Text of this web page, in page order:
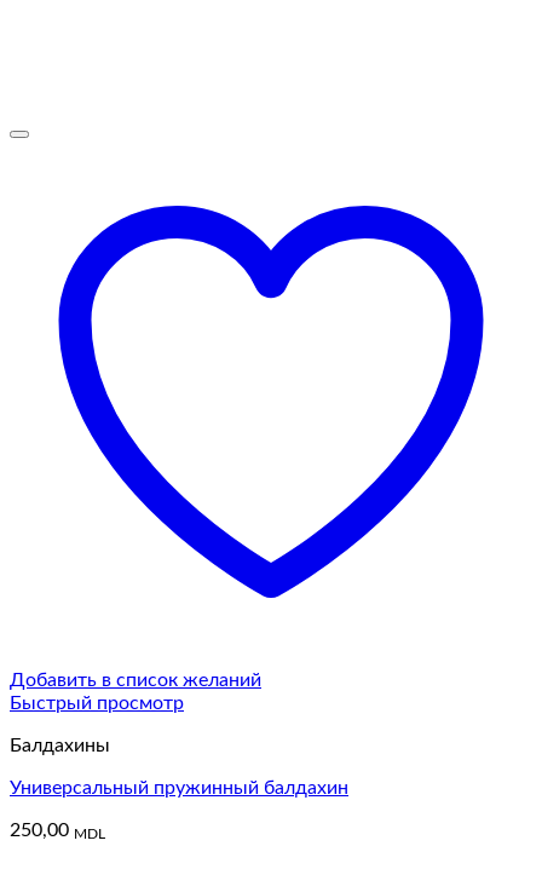
Добавить в список желаний
Быстрый просмотр
Балдахины
Универсальный пружинный балдахин
250,00 MDL